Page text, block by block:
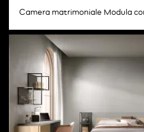
Camera matrimoniale Modula